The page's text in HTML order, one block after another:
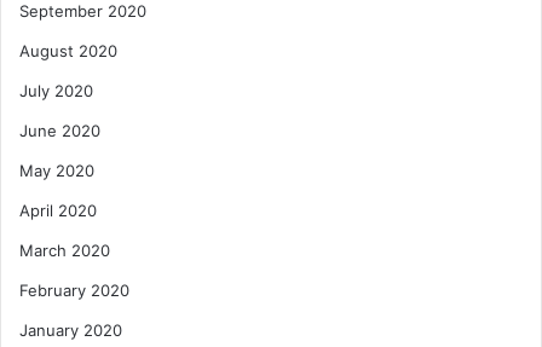
September 2020
August 2020
July 2020
June 2020
May 2020
April 2020
March 2020
February 2020
January 2020